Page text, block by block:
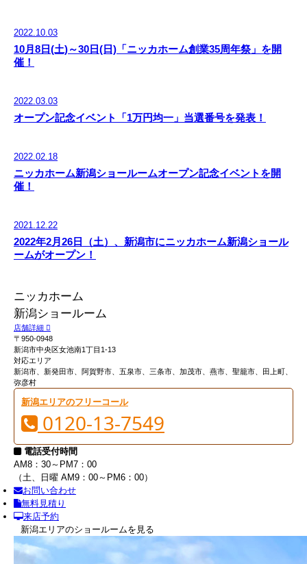
2022.10.03
10月8日(土)～30日(日)「ニッカホーム創業35周年祭」を開
催！
2022.03.03
オープン記念イベント「1万円均一」当選番号を発表！
2022.02.18
ニッカホーム新潟ショールームオープン記念イベントを開
催！
2021.12.22
2022年2月26日（土）、新潟市にニッカホーム新潟ショール
ームがオープン！
ニッカホーム
新潟ショールーム
店舗詳細
〒950-0948
新潟市中央区女池南1丁目1-13
対応エリア
新潟市、新発田市、阿賀野市、五泉市、三条市、加茂市、燕市、聖籠市、田上町、
弥彦村
新潟エリアのフリーコール
0120-13-7549
電話受付時間
AM8：30～PM7：00
（土、日曜 AM9：00～PM6：00）
お問い合わせ
無料見積り
来店予約
新潟エリアのショールームを見る